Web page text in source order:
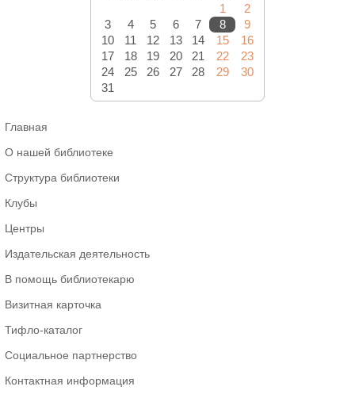
1
2
3
4 5 6 7 8
9
10
11 12 13 14 15
16
17
18 19 20 21 22
23
24
25 26 27 28 29
30
31
Главная
О нашей библиотеке
Структура библиотеки
Клубы
Центры
Издательская деятельность
В помощь библиотекарю
Визитная карточка
Тифло-каталог
Социальное партнерство
Контактная информация